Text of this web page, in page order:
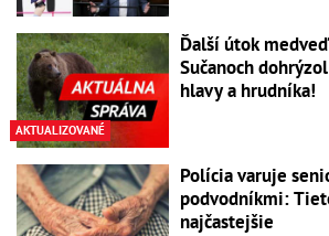
AKTUALIZOVANÉ
Ďalší útok
Sučanoch
hlavy a hrudníka!
Polícia varuje
podvodníkmi:
najčastejšie